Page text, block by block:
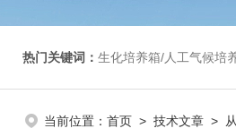
热门关键词： 生化培养箱/人工气候培养箱/电热恒温
当前位置： 首页 > 技术文章 >